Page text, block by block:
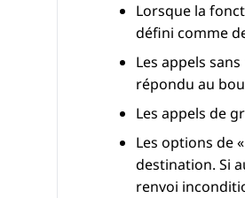
Lorsque la
défini comme
Les appels
répondu au
Les appels de
Les options de
destination. Si
renvoi